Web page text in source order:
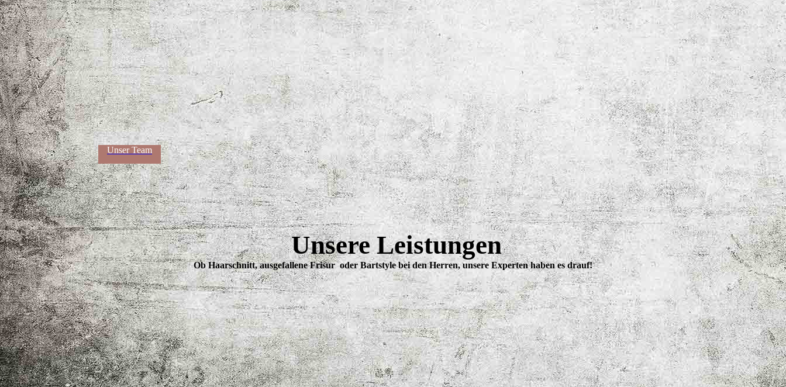
Barbier
Unser Team
Unsere Leistungen
Ob Haarschnitt, ausgefallene Frisur oder Bartstyle bei den Herren, unsere Experten haben es drauf!